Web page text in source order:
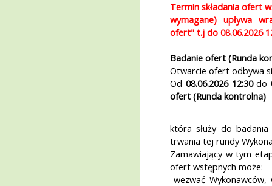
Termin składania ofert
wymagane) upływa
ofert" t.j do 08.06.2026
Badanie ofert (Runda
Otwarcie ofert odbywa
Od 08.06.2026 12:30do
ofert (Runda kontrolna)
która służy do
trwania tej rundy
Zamawiający w tym
ofert wstępnych może:
-wezwać